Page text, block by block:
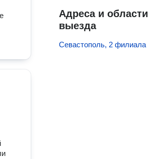
Адреса и области
выезда
Севастополь, 2 филиала